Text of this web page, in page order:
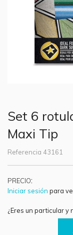
Set 6
Maxi Tip
Referencia 43161
PRECIO:
Iniciar sesión para
¿Eres un particular y